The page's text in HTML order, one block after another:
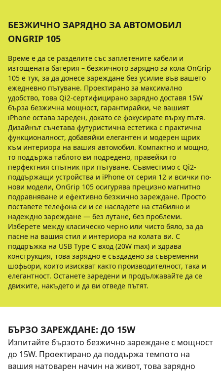
БЕЗЖИЧНО ЗАРЯДНО ЗА АВТОМОБИЛ
ONGRIP 105
Време е да се разделите със заплетените кабели и
изтощената батерия – безжичното зарядно за кола OnGrip
105 е тук, за да донесе зареждане без усилие във вашето
ежедневно пътуване. Проектирано за максимално
удобство, това Qi2-сертифицирано зарядно доставя 15W
бърза безжична мощност, гарантирайки, че вашият
iPhone остава зареден, докато се фокусирате върху пътя.
Дизайнът съчетава футуристична естетика с практична
функционалност, добавяйки елегантен и модерен щрих
към интериора на вашия автомобил. Компактно и мощно,
то поддържа таблото ви подредено, правейки го
перфектния спътник при пътуване. Съвместимо с Qi2-
поддържащи устройства и iPhone от серия 12 и всички по-
нови модели, OnGrip 105 осигурява прецизно магнитно
подравняване и ефективно безжично зареждане. Просто
поставете телефона си и се насладете на стабилно и
надеждно зареждане — без лутане, без проблеми.
Изберете между класическо черно или чисто бяло, за да
пасне на вашия стил и интериора на колата ви. С
поддръжка на USB Type C вход (20W max) и здрава
конструкция, това зарядно е създадено за съвременни
шофьори, които изискват както производителност, така и
елегантност. Останете заредени и продължавайте да се
движите, накъдето и да ви отведе пътят.
БЪРЗО ЗАРЕЖДАНЕ: ДО 15W
Изпитайте бързото безжично зареждане с мощност
до 15W. Проектирано да поддържа темпото на
вашия натоварен начин на живот, това зарядно